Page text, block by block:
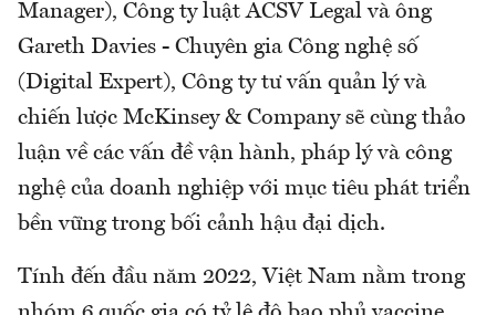
Manager), Công ty luật ACSV Legal và ông
Gareth Davies - Chuyên gia Công nghệ số
(Digital Expert), Công ty tư vấn quản lý và
chiến lược McKinsey & Company sẽ cùng thảo
luận về các vấn đề vận hành, pháp lý và công
nghệ của doanh nghiệp với mục tiêu phát triển
bền vững trong bối cảnh hậu đại dịch.
Tính đến đầu năm 2022, Việt Nam nằm trong